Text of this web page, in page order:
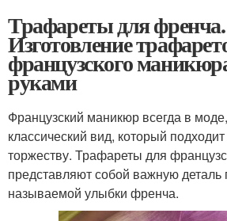
Трафареты для френча.
Изготовление
французского
руками
Французский маникюр всегда в
классический вид, который
торжеству. Трафареты для
представляют собой важную деталь
называемой улыбки френча.